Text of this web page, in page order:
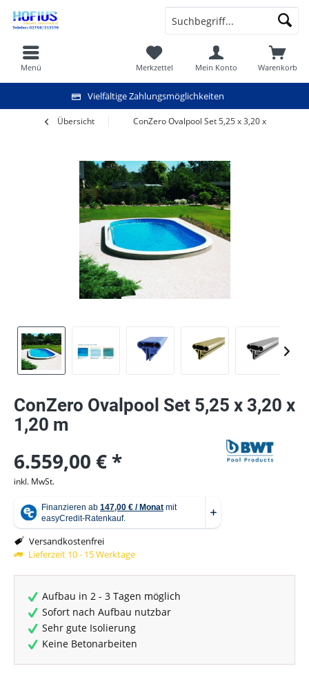
Vielfältige Zahlungsmöglichkeiten
Warenkorb
Merkzettel Mein Konto
Menü
Übersicht ConZero Ovalpool Set 5,25 x 3,20 x 1,20 m
ConZero Ovalpool Set 5,25 x 3,20 x
1,20 m
6.559,00 € *
inkl. MwSt.
Versandkostenfrei
Lieferzeit 10 - 15 Werktage
Aufbau in 2 - 3 Tagen möglich
Sofort nach Aufbau nutzbar
Sehr gute Isolierung
Keine Betonarbeiten